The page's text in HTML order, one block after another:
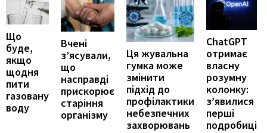
Що
буде,
якщо
щодня
пити
газовану
воду
Вчені
з’ясували,
що
насправді
прискорює
старіння
організму
Ця жувальна
гумка може
змінити
підхід до
профілактики
небезпечних
захворювань
ChatGPT
отримає
власну
розумну
колонку:
з’явилися
перші
подробиці